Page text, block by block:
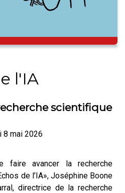
l'IA
scientifique
8 mai 2026
faire avancer la recherche
de l’IA», Joséphine Boone
directrice de la recherche